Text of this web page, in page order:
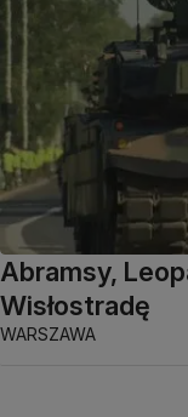
Abramsy,
Wisłostradę
WARSZAWA